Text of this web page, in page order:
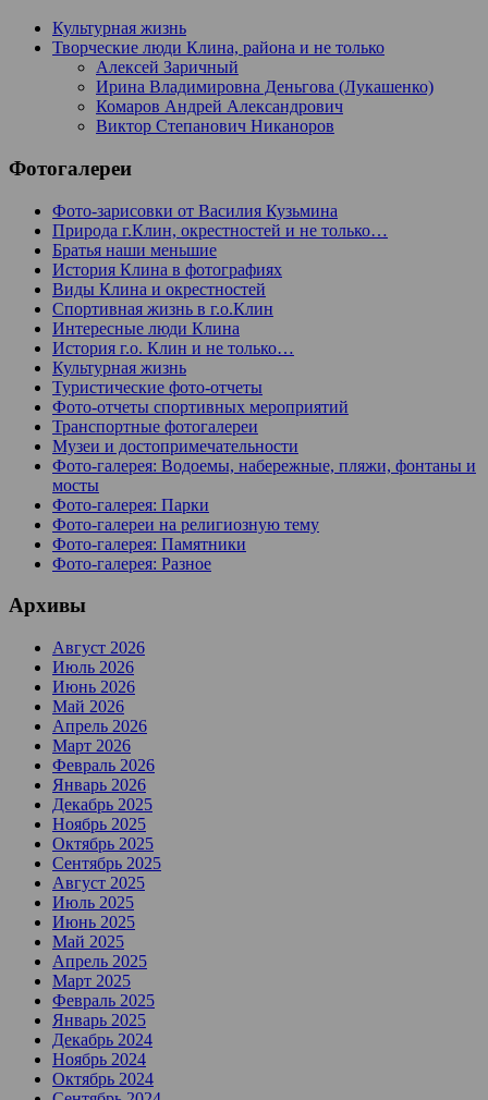
Культурная жизнь
Творческие люди Клина, района и не только
Алексей Заричный
Ирина Владимировна Деньгова (Лукашенко)
Комаров Андрей Александрович
Виктор Степанович Никаноров
Фотогалереи
Фото-зарисовки от Василия Кузьмина
Природа г.Клин, окрестностей и не только…
Братья наши меньшие
История Клина в фотографиях
Виды Клина и окрестностей
Спортивная жизнь в г.о.Клин
Интересные люди Клина
История г.о. Клин и не только…
Культурная жизнь
Туристические фото-отчеты
Фото-отчеты спортивных мероприятий
Транспортные фотогалереи
Музеи и достопримечательности
Фото-галерея: Водоемы, набережные, пляжи, фонтаны и
мосты
Фото-галерея: Парки
Фото-галереи на религиозную тему
Фото-галерея: Памятники
Фото-галерея: Разное
Архивы
Август 2026
Июль 2026
Июнь 2026
Май 2026
Апрель 2026
Март 2026
Февраль 2026
Январь 2026
Декабрь 2025
Ноябрь 2025
Октябрь 2025
Сентябрь 2025
Август 2025
Июль 2025
Июнь 2025
Май 2025
Апрель 2025
Март 2025
Февраль 2025
Январь 2025
Декабрь 2024
Ноябрь 2024
Октябрь 2024